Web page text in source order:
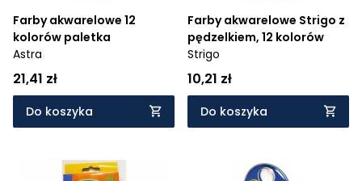
Farby akwarelowe 12
kolorów paletka
Astra
21,41 zł
Do koszyka
Farby akwarelowe Strigo z
pędzelkiem, 12 kolorów
Strigo
10,21 zł
Do koszyka